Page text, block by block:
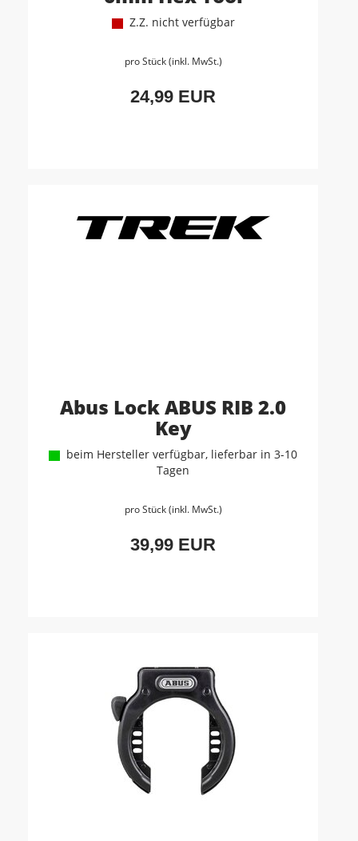
Z.Z. nicht verfügbar
pro Stück (inkl. MwSt.)
24,99 EUR
Abus Lock ABUS RIB 2.0
Key
beim Hersteller verfügbar, lieferbar in 3-10
Tagen
pro Stück (inkl. MwSt.)
39,99 EUR